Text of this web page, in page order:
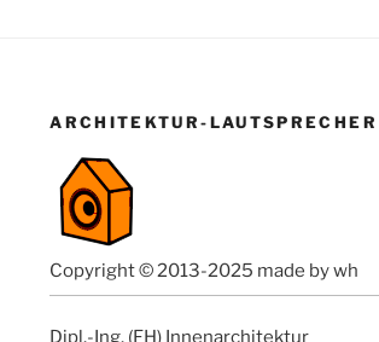
ARCHITEKTUR-LAUTSPRECHER
Copyright © 2013-2025 made by wh
Dipl.-Ing. (FH) Innenarchitektur